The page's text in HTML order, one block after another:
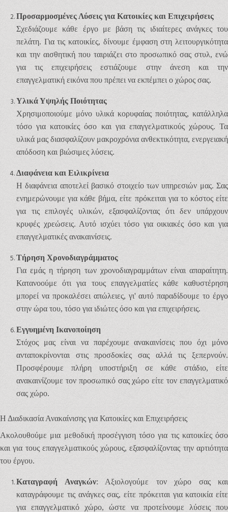
Προσαρμοσμένες Λύσεις για Κατοικίες και Επιχειρήσεις
Σχεδιάζουμε κάθε έργο με βάση τις ιδιαίτερες ανάγκες του
πελάτη. Για τις κατοικίες, δίνουμε έμφαση στη λειτουργικότητα
και την αισθητική που ταιριάζει στο προσωπικό σας στυλ, ενώ
για τις επιχειρήσεις εστιάζουμε στην άνεση και την
επαγγελματική εικόνα που πρέπει να εκπέμπει ο χώρος σας.
Υλικά Υψηλής Ποιότητας
Χρησιμοποιούμε μόνο υλικά κορυφαίας ποιότητας, κατάλληλα
τόσο για κατοικίες όσο και για επαγγελματικούς χώρους. Τα
υλικά μας διασφαλίζουν μακροχρόνια ανθεκτικότητα, ενεργειακή
απόδοση και βιώσιμες λύσεις.
Διαφάνεια και Ειλικρίνεια
Η διαφάνεια αποτελεί βασικό στοιχείο των υπηρεσιών μας. Σας
ενημερώνουμε για κάθε βήμα, είτε πρόκειται για το κόστος είτε
για τις επιλογές υλικών, εξασφαλίζοντας ότι δεν υπάρχουν
κρυφές χρεώσεις. Αυτό ισχύει τόσο για οικιακές όσο και για
επαγγελματικές ανακαινίσεις.
Τήρηση Χρονοδιαγράμματος
Για εμάς η τήρηση των χρονοδιαγραμμάτων είναι απαραίτητη.
Κατανοούμε ότι για τους επαγγελματίες κάθε καθυστέρηση
μπορεί να προκαλέσει απώλειες, γι' αυτό παραδίδουμε το έργο
στην ώρα του, τόσο για ιδιώτες όσο και για επιχειρήσεις.
Εγγυημένη Ικανοποίηση
Στόχος μας είναι να παρέχουμε ανακαινίσεις που όχι μόνο
ανταποκρίνονται στις προσδοκίες σας αλλά τις ξεπερνούν.
Προσφέρουμε πλήρη υποστήριξη σε κάθε στάδιο, είτε
ανακαινίζουμε τον προσωπικό σας χώρο είτε τον επαγγελματικό
σας χώρο.
Η Διαδικασία Ανακαίνισης για Κατοικίες και Επιχειρήσεις
Ακολουθούμε μια μεθοδική προσέγγιση τόσο για τις κατοικίες όσο
και για τους επαγγελματικούς χώρους, εξασφαλίζοντας την αρτιότητα
του έργου.
Καταγραφή Αναγκών: Αξιολογούμε τον χώρο σας και
καταγράφουμε τις ανάγκες σας, είτε πρόκειται για κατοικία είτε
για επαγγελματικό χώρο, ώστε να προτείνουμε λύσεις που